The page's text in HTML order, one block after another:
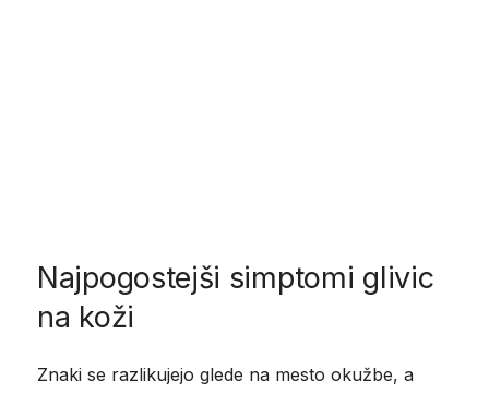
Najpogostejši simptomi glivic
na koži
Znaki se razlikujejo glede na mesto okužbe, a